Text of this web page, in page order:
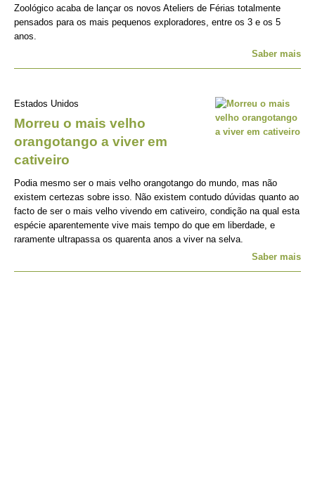
Zoológico acaba de lançar os novos Ateliers de Férias totalmente
pensados para os mais pequenos exploradores, entre os 3 e os 5
anos.
Saber mais
Estados Unidos
Morreu o mais velho
orangotango a viver em
cativeiro
Podia mesmo ser o mais velho orangotango do mundo, mas não
existem certezas sobre isso. Não existem contudo dúvidas quanto ao
facto de ser o mais velho vivendo em cativeiro, condição na qual esta
espécie aparentemente vive mais tempo do que em liberdade, e
raramente ultrapassa os quarenta anos a viver na selva.
Saber mais